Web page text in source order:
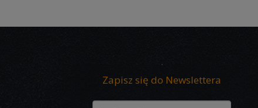
Zapisz się do Newslettera